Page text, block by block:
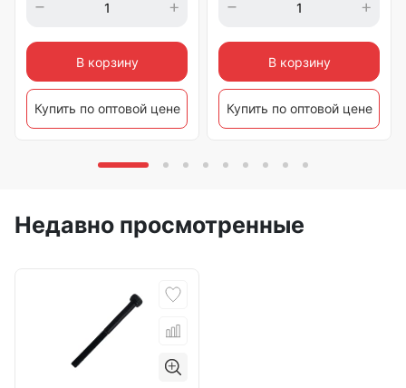
В корзину
Купить по оптовой цене
В корзину
Купить по оптовой цене
Недавно просмотренные